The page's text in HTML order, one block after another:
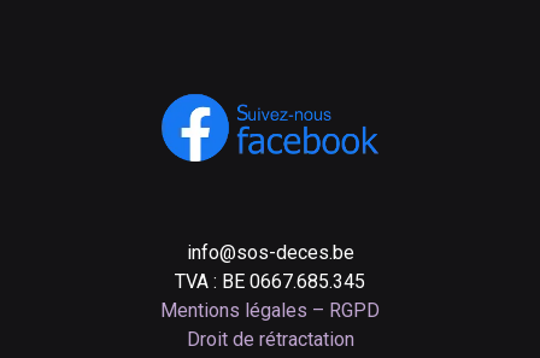
info@sos-deces.be
TVA : BE 0667.685.345
Mentions légales – RGPD
Droit de rétractation